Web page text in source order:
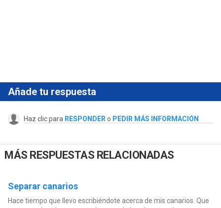
Añade tu respuesta
Haz clic para RESPONDER o PEDIR MÁS INFORMACIÓN
MÁS RESPUESTAS RELACIONADAS
Separar canarios
Hace tiempo que llevo escribiéndote acerca de mis canarios. Que